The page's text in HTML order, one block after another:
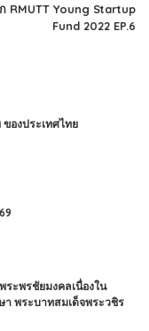
RMUTT Young Startup
Fund 2022 EP.6
ของประเทศไทย
ะพรชัยมงคลเนื่องใน
พระบาทสมเด็จพระวชิร